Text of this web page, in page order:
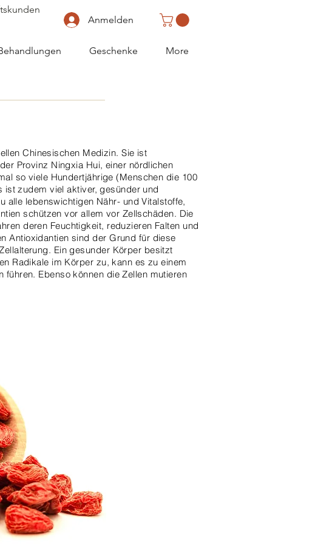
Anmelden
Geschenke More
Chinesischen Medizin. Sie ist
Provinz Ningxia Hui, einer nördlichen
so viele Hundertjährige (Menschen die 100
zudem viel aktiver, gesünder und
alle lebenswichtigen Nähr- und Vitalstoffe,
schützen vor allem vor Zellschäden. Die
deren Feuchtigkeit, reduzieren Falten und
Antioxidantien sind der Grund für diese
Ein gesunder Körper besitzt
Radikale im Körper zu, kann es zu einem
Ebenso können die Zellen mutieren